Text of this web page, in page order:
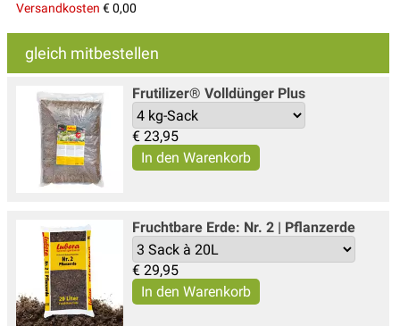
Versandkosten € 0,00
gleich mitbestellen
Frutilizer® Volldünger Plus
€ 23,95
Fruchtbare Erde: Nr. 2 | Pflanzerde
€ 29,95